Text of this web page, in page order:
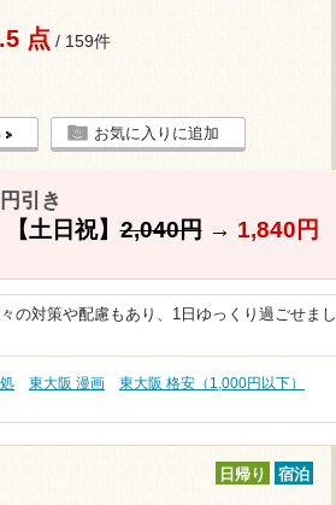
点 / 159件
お気に入りに追加
引き
土日祝】2,040円→ 1,840円
の対策や配慮もあり、1日ゆっくり過ごせまし
東大阪 漫画
東大阪 格安（1,000円以下）
日帰り 宿泊